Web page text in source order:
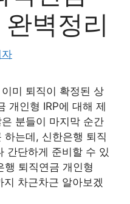
벽정리
미 퇴직이 확정된 상
개인형 IRP에 대해 제
분들이 마지막 순간
하는데, 신한은행 퇴직
간단하게 준비할 수 있
행 퇴직연금 개인형
지 차근차근 알아보겠